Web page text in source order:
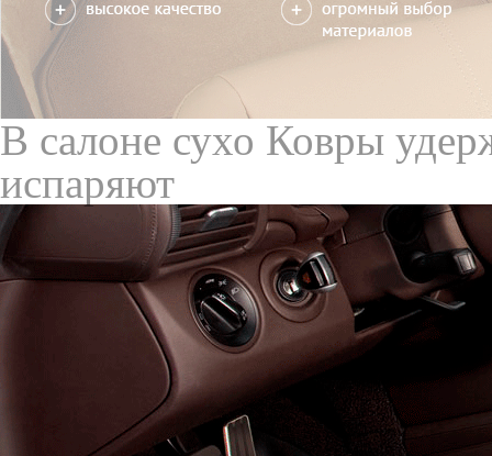
Служат до 10 лет Только
материалы
Каталог ковриков для
Коврики для Suzuki в
Не нашли свой
Aerio I рестайлинг